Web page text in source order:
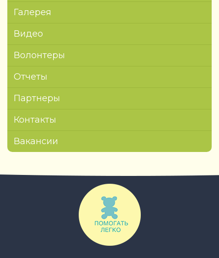
Галерея
Видео
Волонтеры
Отчеты
Партнеры
Контакты
Вакансии